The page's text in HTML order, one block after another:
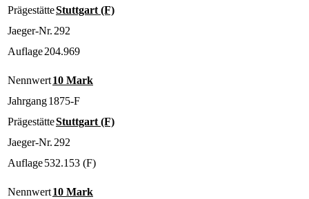
PrägestätteStuttgart (F)
Jaeger-Nr. 292
Auflage204.969
Nennwert10 Mark
Jahrgang1875-F
PrägestätteStuttgart (F)
Jaeger-Nr. 292
Auflage532.153 (F)
Nennwert10 Mark